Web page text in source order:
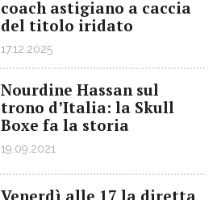
coach astigiano a caccia
del titolo iridato
17.12.2025
Nourdine Hassan sul
trono d’Italia: la Skull
Boxe fa la storia
19.09.2021
Venerdì alle 17 la diretta